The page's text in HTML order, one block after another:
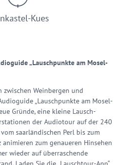
Kues
„Lauschpunkte am Mosel-
zwischen Weinbergen und
„Lauschpunkte am Mosel-
Gründe, eine kleine Lausch-
der Audiotour auf der 240
saarländischen Perl bis zum
animieren zum genaueren Hinsehen
wieder auf überraschende